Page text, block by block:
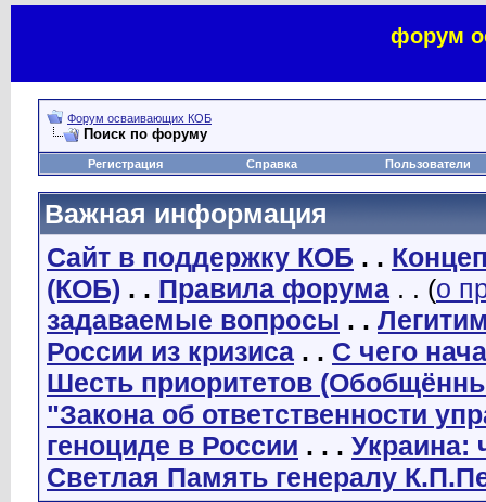
форум
Форум осваивающих КОБ
Поиск по форуму
Регистрация Справка Пользователи
Важная информация
Сайт в поддержку КОБ . .
(КОБ) . . Правила форума . . (о
задаваемые вопросы . .
России из кризиса . . С чего
Шесть приоритетов
"Закона об ответственности
геноциде в России . . . Украина:
Светлая Память генералу